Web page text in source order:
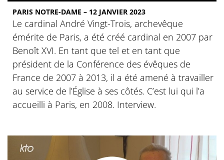
PARIS NOTRE-DAME – 12 JANVIER 2023
Le cardinal André Vingt-Trois, archevêque
émérite de Paris, a été créé cardinal en 2007 par
Benoît XVI. En tant que tel et en tant que
président de la Conférence des évêques de
France de 2007 à 2013, il a été amené à travailler
au service de l’Église à ses côtés. C’est lui qui l’a
accueilli à Paris, en 2008. Interview.